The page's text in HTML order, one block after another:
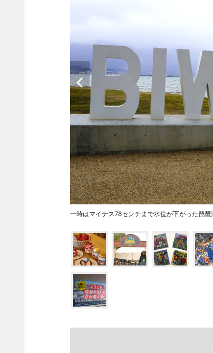
一時はマイナス78センチまで水位が下がった琵琶